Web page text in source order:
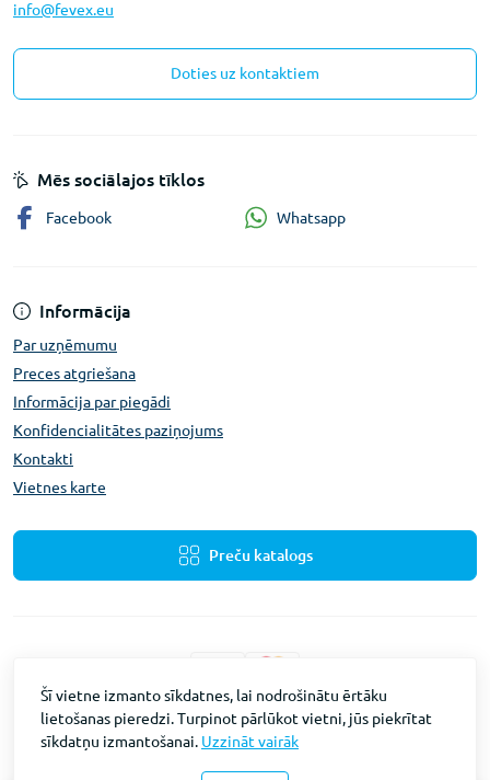
info@fevex.eu
Doties uz kontaktiem
Informācija
Par uzņēmumu
Preces atgriešana
Informācija par piegādi
Konfidencialitātes paziņojums
Kontakti
Vietnes karte
Preču katalogs
Mēs sociālajos tīklos
Facebook Whatsapp
Fevex © 2026
Vietnes izstrādeIntent Solutions
Šī vietne izmanto sīkdatnes, lai nodrošinātu ērtāku
lietošanas pieredzi. Turpinot pārlūkot vietni, jūs piekrītat
sīkdatņu izmantošanai. Uzzināt vairāk